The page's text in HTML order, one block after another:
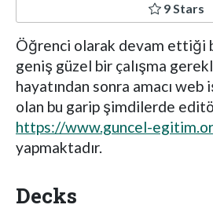
9 Stars
Öğrenci olarak devam ettiği
geniş güzel bir çalışma
hayatından sonra amacı
olan bu garip şimdilerde
https://www.guncel-
yapmaktadır.
Decks